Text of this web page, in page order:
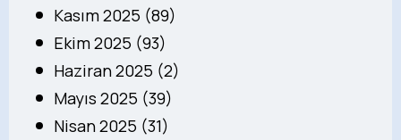
Kasım 2025 (89)
Ekim 2025 (93)
Haziran 2025 (2)
Mayıs 2025 (39)
Nisan 2025 (31)